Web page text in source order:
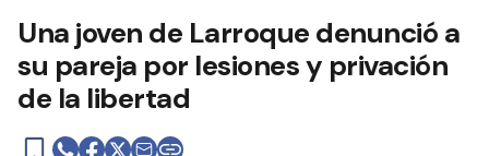
Una joven de Larroque denunció a
su pareja por lesiones y privación
de la libertad